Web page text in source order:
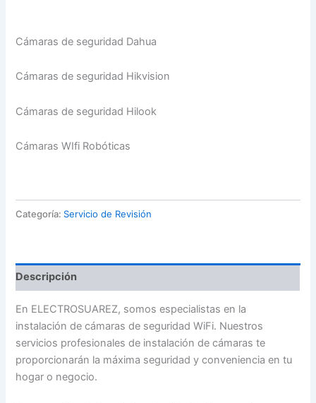
Cámaras de seguridad Dahua
Cámaras de seguridad Hikvision
Cámaras de seguridad Hilook
Cámaras WIfi Robóticas
Categoría: Servicio de Revisión
Descripción
En ELECTROSUAREZ, somos especialistas en la
instalación de cámaras de seguridad WiFi. Nuestros
servicios profesionales de instalación de cámaras te
proporcionarán la máxima seguridad y conveniencia en tu
hogar o negocio.